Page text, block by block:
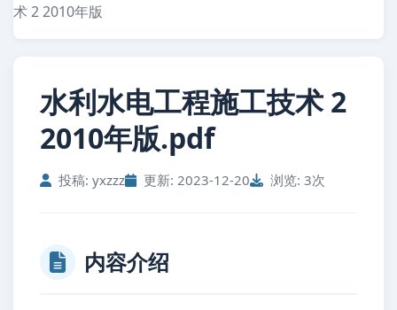
术 2 2010年版
水利水电工程施工技术 2
2010年版.pdf
投稿: yxzzz 更新: 2023-12-20 浏览: 3次
内容介绍